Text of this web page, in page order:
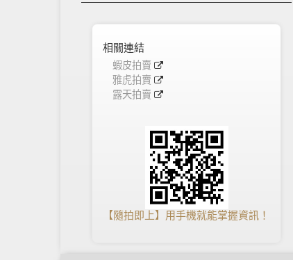
相關連結
蝦皮拍賣
雅虎拍賣
露天拍賣
【隨拍即上】用手機就能掌握資訊！